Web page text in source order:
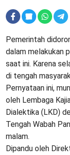
Pemerintah
dalam melakukan
saat ini. Karena
di tengah
Pernyataan ini,
oleh Lembaga
Dialektika (LKD)
Tengah Wabah
malam.
Dipandu oleh